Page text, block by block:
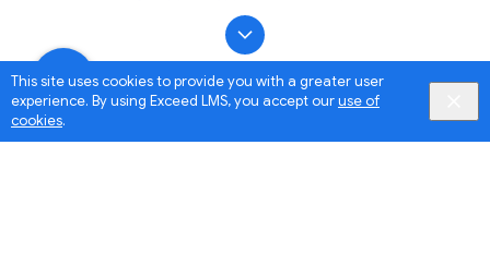
This site uses cookies to provide you with a greater user
experience. By using Exceed LMS, you accept ouruse of
cookies.